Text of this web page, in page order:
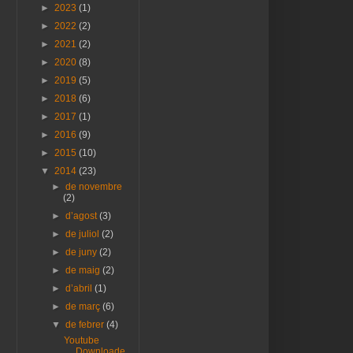
► 2023 (1)
► 2022 (2)
► 2021 (2)
► 2020 (8)
► 2019 (5)
► 2018 (6)
► 2017 (1)
► 2016 (9)
► 2015 (10)
▼ 2014 (23)
►de novembre
(2)
►d’agost(3)
►de juliol(2)
►de juny(2)
►de maig(2)
►d’abril(1)
►de març(6)
▼de febrer(4)
Youtube